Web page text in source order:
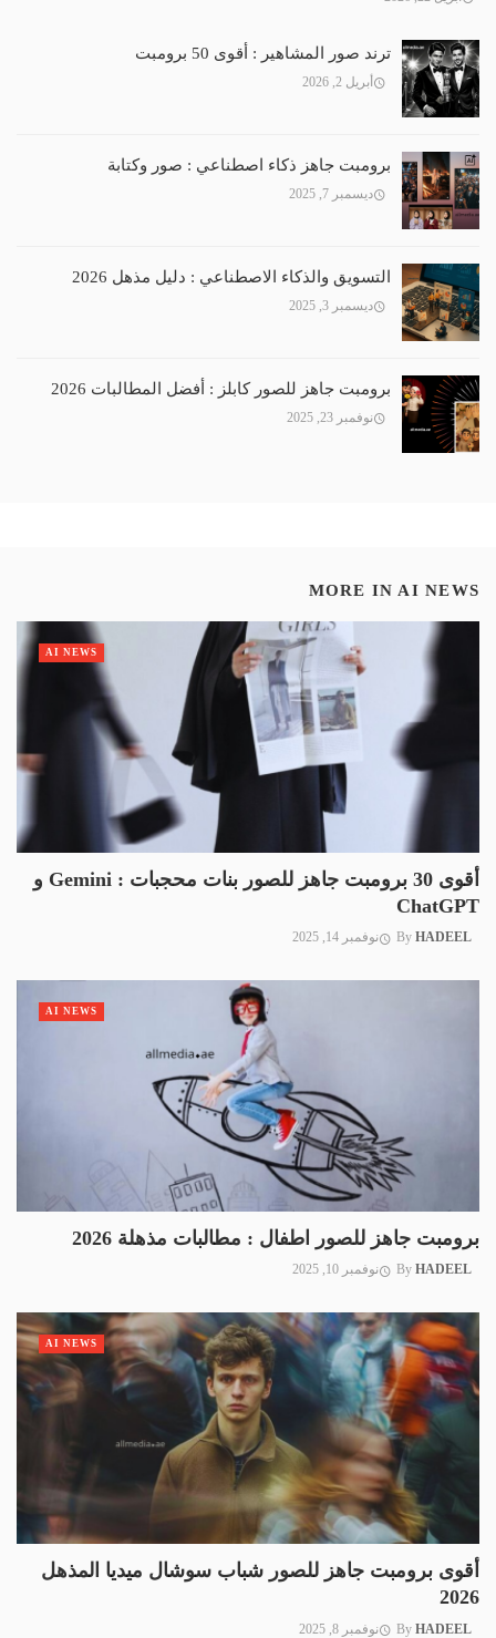
ترند صور المشاهير : أقوى 50 برومبت
أبريل 2, 2026
برومبت جاهز ذكاء اصطناعي : صور وكتابة
ديسمبر 7, 2025
التسويق والذكاء الاصطناعي : دليل مذهل 2026
ديسمبر 3, 2025
برومبت جاهز للصور كابلز : أفضل المطالبات 2026
نوفمبر 23, 2025
MORE IN AI NEWS
أقوى 30 برومبت جاهز للصور بنات محجبات : Gemini و
ChatGPT
By HADEEL نوفمبر 14, 2025
AI NEWS
برومبت جاهز للصور اطفال : مطالبات مذهلة 2026
By HADEEL نوفمبر 10, 2025
AI NEWS
أقوى برومبت جاهز للصور شباب سوشال ميديا المذهل
2026
By HADEEL نوفمبر 8, 2025
AI NEWS